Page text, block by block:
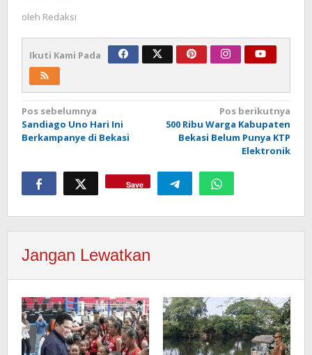
oleh Redaksi
Ikuti Kami Pada
Navigasi
pos
Pos sebelumnya
Sandiago Uno Hari Ini
Berkampanye di Bekasi
Pos berikutnya
500 Ribu Warga Kabupaten
Bekasi Belum Punya KTP
Elektronik
Save
Jangan Lewatkan